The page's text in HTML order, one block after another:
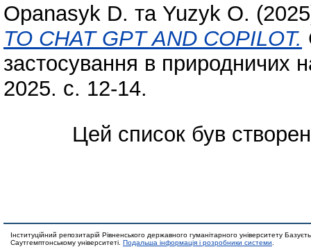
Opanasyk D. та Yuzyk O.
TO CHAT GPT AND COPILOT.
застосування в природничих
2025. с. 12-14.
Цей список був
Інституційний репозитарій Рівненського державного гуманітарного університету
Саутгемптонському університеті. Подальша інформація і розробники системи